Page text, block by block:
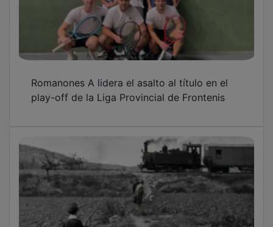
El día que Romanones inauguró el Tren del
Tajuña hasta Mondéjar en plena guerra
mundial
Romanones A afianza su liderato en Honor y